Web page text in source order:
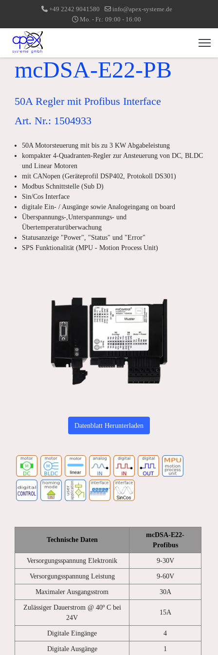
+49 2242 9041580
info@apex-systeme.de
Mo. - Fr.: 09:00 - 16:00
mcDSA-E22-PB
50A Regler mit Profibus Interface
Art. Nr.: 1504933
50A Motorsteuerung mit bis zu 3 KW Abgabeleistung
kompakter 4-Quadranten-Regler zur Ansteuerung von DC, BLDC
und Linear Motoren
mit CANopen (Geräteprofil DSP402, Protokoll DS301)
Modbus Schnittstelle (Sub D)
Sin/Cos Interface
digitale Ein- / Ausgänge sowie Analogeingang on board
Überspannungs-,Unterspannungs- und
Übertemperaturüberwachung
Statusanzeige "Power", "Status" und "Error"
SPS Funktionalität (MPU - Motion Process Unit)
Datenblatt Herunterladen
Technische Daten
mcDSA-E22-
Profibus
Versorgungsspannung Elektronik
9-30V
Versorgungsspannung Leistung
9-60V
Maximaler Ausgangsstrom
30A
Zulässiger Dauerstrom @ 40º C bei
24V
15A
Digitale Eingänge
4
Digitale Ausgänge
1